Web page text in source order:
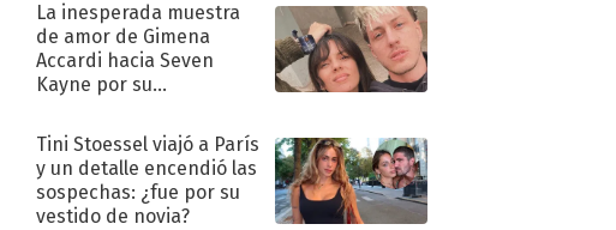
La inesperada muestra
de amor de Gimena
Accardi hacia Seven
Kayne por su
Tini Stoessel viajó a París
y un detalle encendió las
sospechas: ¿fue por su
vestido de novia?